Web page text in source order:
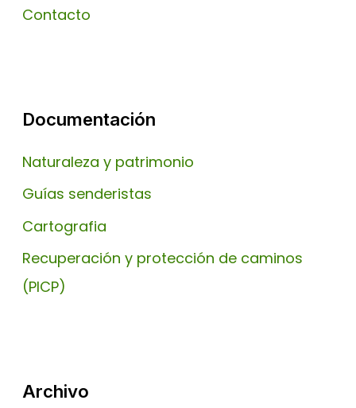
Contacto
Documentación
Naturaleza y patrimonio
Guías senderistas
Cartografia
Recuperación y protección de caminos
(PICP)
Archivo